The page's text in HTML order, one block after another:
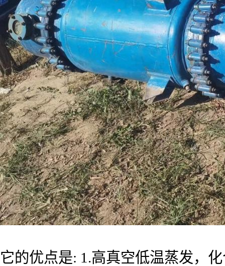
它的优点是: 1.高真空低温蒸发，